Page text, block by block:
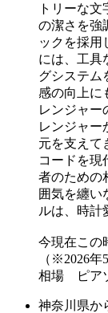
トリーな
の潔さを強
ックを採用
には、工具
グシステム
感の向上に
レンジャー
レンジャー
元を支えて
コードを現
者のための
囲気を纏い
ルは、時計
今現在この
（※2026
相場 ピア
神奈川県か